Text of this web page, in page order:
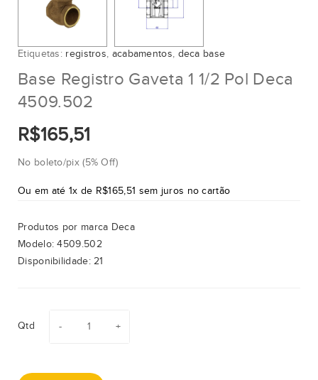
Etiquetas: registros, acabamentos, deca base
Base Registro Gaveta 1 1/2 Pol Deca
4509.502
R$165,51
No boleto/pix (5% Off)
Ou em até 1x de R$165,51 sem juros no cartão
Produtos por marca Deca
Modelo:4509.502
Disponibilidade:21
Qtd